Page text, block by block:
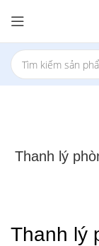
Thanh lý
Thanh lý